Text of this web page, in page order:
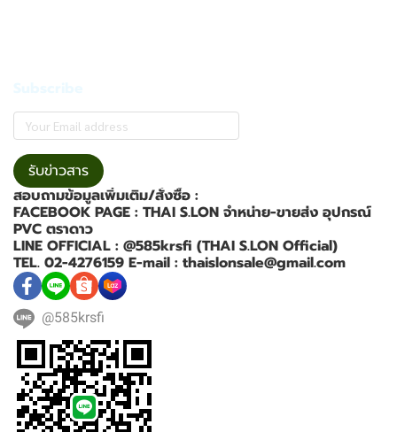
รับข่าวสาร
สอบถามข้อมูลเพิ่มเติม/สั่งซื้อ :
FACEBOOK PAGE : THAI S.LON จำหน่าย-ขายส่ง อุปกรณ์
PVC ตราดาว
LINE OFFICIAL : @585krsfi (THAI S.LON Official)
TEL. 02-4276159 E-mail : thaislonsale@gmail.com
@585krsfi